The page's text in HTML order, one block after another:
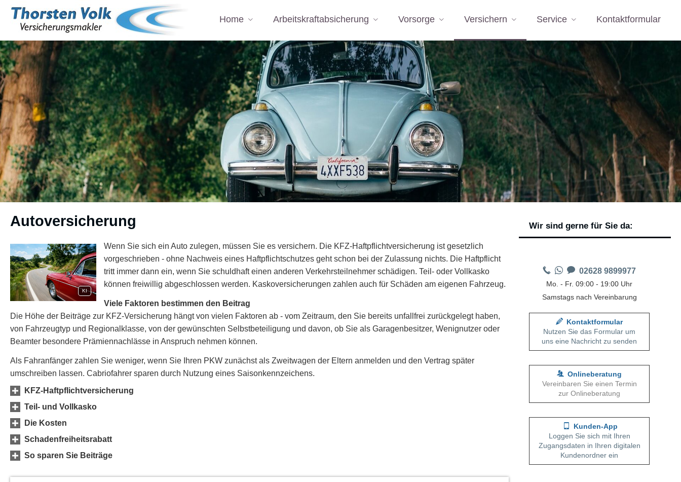
Home Arbeitskraftabsicherung Vorsorge Versichern Service Kontaktformular
Wir sind gerne für Sie da:
02628 9899977
Mo. - Fr. 09:00 - 19:00 Uhr
Samstags nach Vereinbarung
Kontaktformular
Nutzen Sie das Formular um
uns eine Nachricht zu senden
Onlineberatung
Vereinbaren Sie einen Termin
zur Onlineberatung
Kunden-App
Loggen Sie sich mit Ihren
Zugangsdaten in Ihren digitalen
Kundenordner ein
Auto­ver­si­che­rung
KI
Wenn Sie sich ein Auto zulegen, müssen Sie es ver­sichern. Die KFZ-Haft­pflichtversicherung ist gesetzlich
vorgeschrieben - ohne Nachweis eines Haft­pflichtschutzes geht schon bei der Zulassung nichts. Die Haft­pflicht
tritt immer dann ein, wenn Sie schuldhaft einen anderen Verkehrsteilnehmer schädigen. Teil- oder Vollkasko
können freiwillig abgeschlossen werden. Kaskoversicherungen zahlen auch für Schäden am eigenen Fahrzeug.
Viele Faktoren bestimmen den Beitrag
Die Höhe der Beiträge zur KFZ-Versicherung hängt von vielen Faktoren ab - vom Zeitraum, den Sie bereits unfallfrei zurückgelegt haben,
von Fahrzeugtyp und Regionalklasse, von der gewünschten Selbstbeteiligung und davon, ob Sie als Garagenbesitzer, Wenignutzer oder
Beamter besondere Prämiennachlässe in Anspruch nehmen können.
Als Fahranfänger zahlen Sie weniger, wenn Sie Ihren PKW zunächst als Zweitwagen der Eltern anmelden und den Vertrag später
umschreiben lassen. Cabriofahrer sparen durch Nutzung eines Saisonkennzeichens.
KFZ-Haft­pflichtversicherung
Teil- und Vollkasko
Die Kosten
Schadenfreiheitsrabatt
So sparen Sie Beiträge